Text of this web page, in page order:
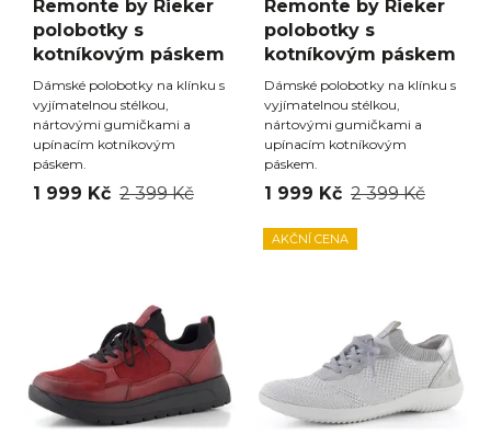
Remonte by Rieker
polobotky s
kotníkovým páskem
Dámské polobotky na klínku s
vyjímatelnou stélkou,
nártovými gumičkami a
upínacím kotníkovým
páskem.
1 999 Kč 2 399 Kč
Remonte by Rieker
polobotky s
kotníkovým páskem
Dámské polobotky na klínku s
vyjímatelnou stélkou,
nártovými gumičkami a
upínacím kotníkovým
páskem.
1 999 Kč 2 399 Kč
AKČNÍ CENA